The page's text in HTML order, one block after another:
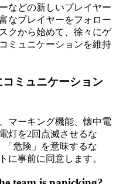
などの新しいプレイヤー
なプレイヤーをフォロー
クから始めて、徐々にゲ
ミュニケーションを維持
ミュニケーション
マーキング機能、懐中電
灯を2回点滅させるな
「危険」を意味するな
に事前に同意します。